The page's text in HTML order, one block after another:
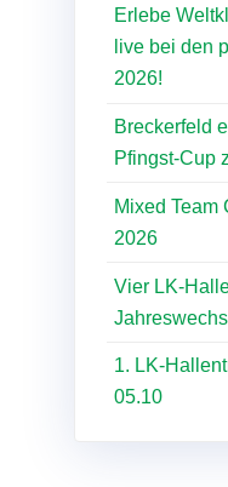
Erlebe
live bei den
2026!
Breckerfeld
Pfingst-Cup
Mixed Team
2026
Vier LK-
1. LK-
05.10